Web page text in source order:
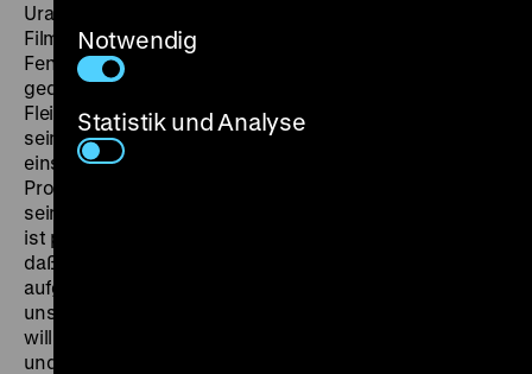
Uraufführung im Internationalen Forum des Jungen
Films der Berlinale 1977 schrieb Saless: „Hinter jedem
Fenster einer Fassade leben Menschen, die noch
geduldig auf ‚Utopia’ warten. Michael Bauer, der
Fleischer, ist einer dieser Menschen. Für mich aber ist
sein Leben nicht deswegen öde und trostlos, weil er
einsam und vergessen lebt, sondern weil er das
Produkt einer Gesellschaft ist, in der er schon längst
sein Gleichgewicht verloren hat. (…) Alles, was wir tun,
ist politisch, aber wenn man davon ausgehen würde,
daß die Zeit, in der wir leben, dokumentarisch
aufgezeichnet werden müßte, damit man später von
unserem Leben des Wesentliche erfahren könnte, so
will ich in meinem Film zeigen, wie wir gelebt haben
und in welche Löcher wir gefallen sind.“ (Infoblatt des
Notwendig
Statistik und Analyse